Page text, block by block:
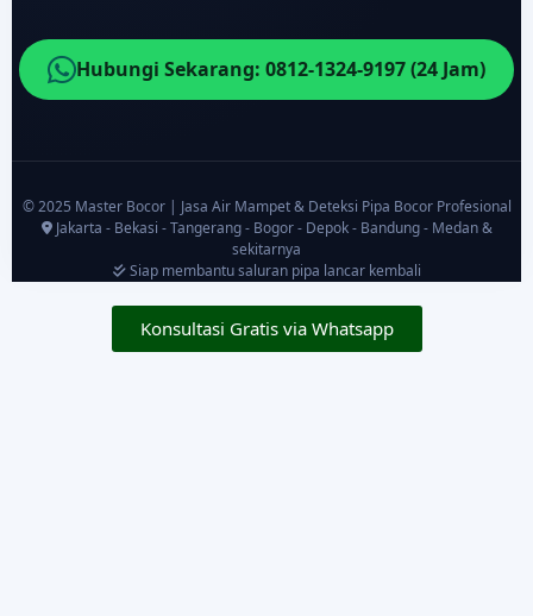
Hubungi Sekarang: 0812-1324-9197 (24 Jam)
© 2025 Master Bocor | Jasa Air Mampet & Deteksi Pipa Bocor Profesional
Jakarta - Bekasi - Tangerang - Bogor - Depok - Bandung - Medan &
sekitarnya
Siap membantu saluran pipa lancar kembali
Konsultasi Gratis via Whatsapp